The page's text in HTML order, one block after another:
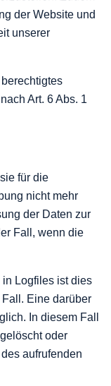
der Website und
unserer
Art. 6 Abs. 1
für die
nicht mehr
der Daten zur
Fall, wenn die
in Logfiles ist dies
Eine darüber
In diesem Fall
oder
aufrufenden